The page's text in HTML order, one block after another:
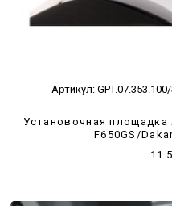
Артикул:
Установочная площадка
F650GS/
11